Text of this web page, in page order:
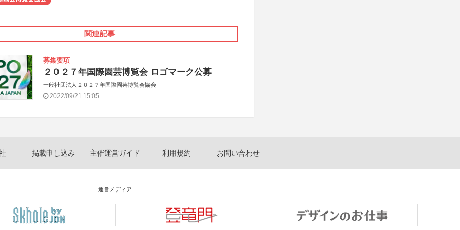
関連記事
募集要項
２０２７年国際園芸博覧会 ロゴマーク公募
一般社団法人２０２７年国際園芸博覧会協会
2022/09/21 15:05
掲載申し込み 主催運営ガイド 利用規約 お問い合わせ
運営メディア